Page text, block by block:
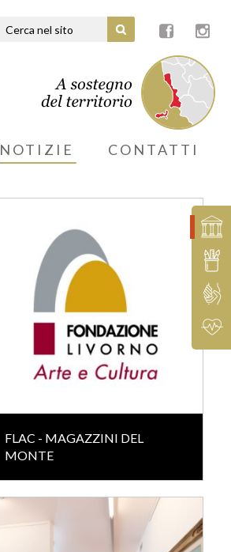
NOTIZIE CONTATTI
FLAC - MAGAZZINI DEL
MONTE